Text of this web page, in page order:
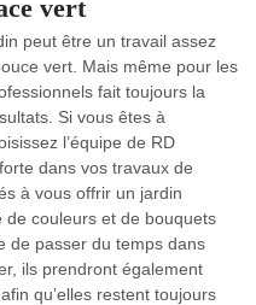
vert
peut être un travail assez
vert. Mais même pour les
fait toujours la
Si vous êtes à
l’équipe de RD
dans vos travaux de
à vous offrir un jardin
couleurs et de bouquets
de passer du temps dans
ils prendront également
qu’elles restent toujours